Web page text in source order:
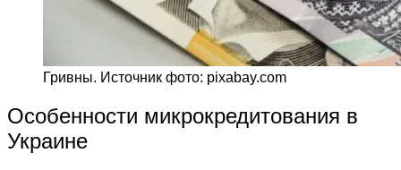
Гривны. Источник фото: pixabay.com
Особенности микрокредитования в
Украине